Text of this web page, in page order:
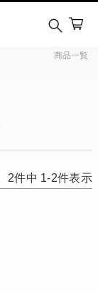
商品一覧
2件中 1-2件表示